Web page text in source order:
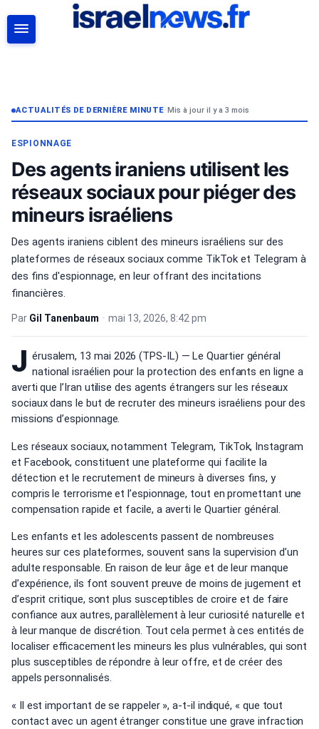
ACTUALITÉS DE DERNIÈRE MINUTE•Mis à jour il y a 3 mois
ESPIONNAGE
Des agents iraniens utilisent les
réseaux sociaux pour piéger des
mineurs israéliens
Des agents iraniens ciblent des mineurs israéliens sur des
plateformes de réseaux sociaux comme TikTok et Telegram à
des fins d'espionnage, en leur offrant des incitations
financières.
Par Gil Tanenbaum • mai 13, 2026, 8:42 pm
J érusalem, 13 mai 2026 (TPS-IL) — Le Quartier général
national israélien pour la protection des enfants en ligne a
averti que l’Iran utilise des agents étrangers sur les réseaux
sociaux dans le but de recruter des mineurs israéliens pour des
missions d’espionnage.
Les réseaux sociaux, notamment Telegram, TikTok, Instagram
et Facebook, constituent une plateforme qui facilite la
détection et le recrutement de mineurs à diverses fins, y
compris le terrorisme et l’espionnage, tout en promettant une
compensation rapide et facile, a averti le Quartier général.
Les enfants et les adolescents passent de nombreuses
heures sur ces plateformes, souvent sans la supervision d’un
adulte responsable. En raison de leur âge et de leur manque
d’expérience, ils font souvent preuve de moins de jugement et
d’esprit critique, sont plus susceptibles de croire et de faire
confiance aux autres, parallèlement à leur curiosité naturelle et
à leur manque de discrétion. Tout cela permet à ces entités de
localiser efficacement les mineurs les plus vulnérables, qui sont
plus susceptibles de répondre à leur offre, et de créer des
appels personnalisés.
« Il est important de se rappeler », a-t-il indiqué, « que tout
contact avec un agent étranger constitue une grave infraction